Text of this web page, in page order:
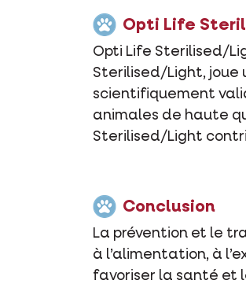
Opti Life
Opti Life Sterilised/
Sterilised/Light, joue
scientifiquement
animales de haute
Sterilised/Light
Conclusion
La prévention et le
à l’alimentation, à
favoriser la santé et